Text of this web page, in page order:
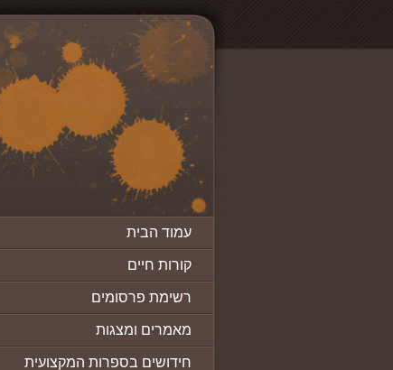
עמוד הבית
קורות חיים
רשימת פרסומים
מאמרים ומצגות
חידושים בספרות המקצועית